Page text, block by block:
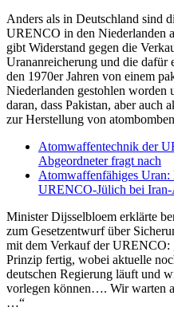
Anders als in Deutschland sind
URENCO in den Niederlanden
gibt Widerstand gegen die
Urananreicherung und die dafür
den 1970er Jahren von einem
Niederlanden gestohlen worden
daran, dass Pakistan, aber auch
zur Herstellung von
Atomwaffentechnik der
Abgeordneter fragt nach
Atomwaffenfähiges Uran:
URENCO-Jülich bei
Minister Dijsselbloem erklärte
zum Gesetzentwurf über
mit dem Verkauf der URENCO:
Prinzip fertig, wobei aktuelle
deutschen Regierung läuft und
vorlegen können…. Wir warten
…“